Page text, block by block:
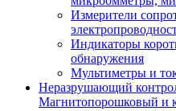
Измерители
Индикаторы
обнаружения
Мультиметры и
Неразрушающий
Магнитопорошковый и